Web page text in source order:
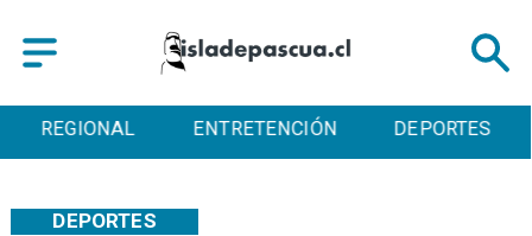
REGIONAL ENTRETENCIÓN DEPORTES
DEPORTES